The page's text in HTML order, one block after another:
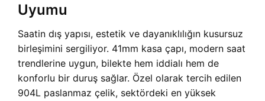
Uyumu
Saatin dış yapısı, estetik ve dayanıklılığın kusursuz
birleşimini sergiliyor. 41mm kasa çapı, modern saat
trendlerine uygun, bilekte hem iddialı hem de
konforlu bir duruş sağlar. Özel olarak tercih edilen
904L paslanmaz çelik, sektördeki en yüksek